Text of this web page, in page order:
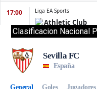
Clasificacion Nacional